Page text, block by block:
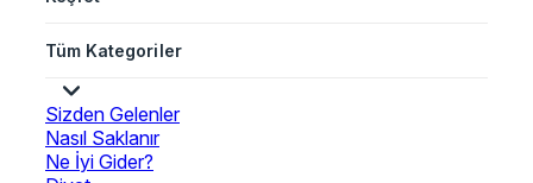
Tüm Kategoriler
Sizden Gelenler
Nasıl Saklanır
Ne İyi Gider?